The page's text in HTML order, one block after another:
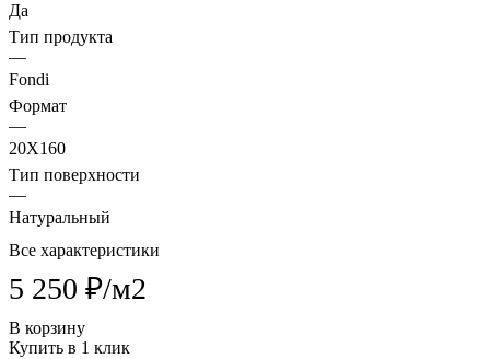
Да
Тип продукта
—
Fondi
Формат
—
20X160
Тип поверхности
—
Натуральный
Все характеристики
5 250 ₽/м2
В корзину
Купить в 1 клик